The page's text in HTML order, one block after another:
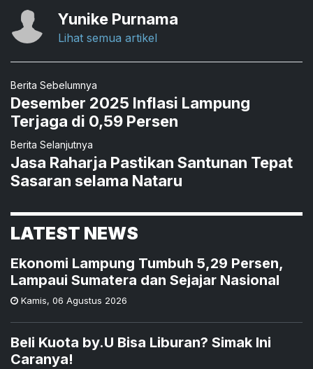
Yunike Purnama
Lihat semua artikel
Berita Sebelumnya
Desember 2025 Inflasi Lampung
Terjaga di 0,59 Persen
Berita Selanjutnya
Jasa Raharja Pastikan Santunan Tepat
Sasaran selama Nataru
LATEST NEWS
Ekonomi Lampung Tumbuh 5,29 Persen,
Lampaui Sumatera dan Sejajar Nasional
Kamis, 06 Agustus 2026
Beli Kuota by.U Bisa Liburan? Simak Ini
Caranya!